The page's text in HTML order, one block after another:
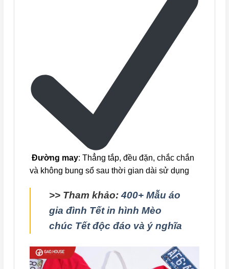
Đường may: Thẳng tắp, đều đặn, chắc chắn
và không bung sổ sau thời gian dài sử dụng
>> Tham khảo: 400+ Mẫu áo
gia đình Tết in hình Mèo
chúc Tết độc đáo và ý nghĩa